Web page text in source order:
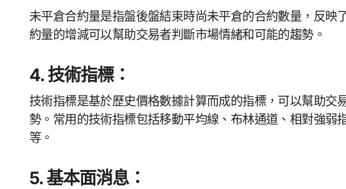
未平倉合約量是指盤後盤結束時尚未平倉的合約數量，反映
約量的增減可以幫助交易者判斷市場情緒和可能的趨勢。
4. 技術指標：
技術指標是基於歷史價格數據計算而成的指標，可以幫助交
勢。常用的技術指標包括移動平均線、布林通道、相對強弱
等。
5. 基本面消息：